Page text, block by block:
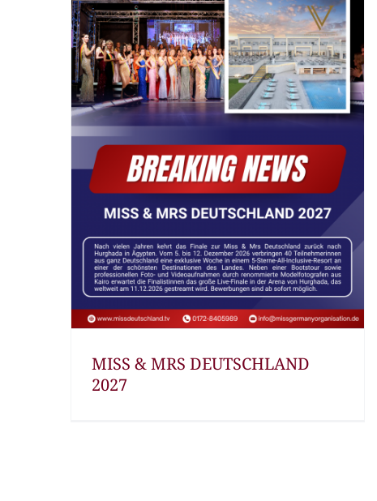
MISS & MRS DEUTSCHLAND
2027